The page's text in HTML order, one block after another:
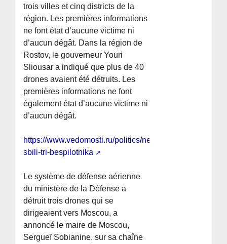
trois villes et cinq districts de la
région. Les premières informations
ne font état d’aucune victime ni
d’aucun dégât. Dans la région de
Rostov, le gouverneur Youri
Sliousar a indiqué que plus de 40
drones avaient été détruits. Les
premières informations ne font
également état d’aucune victime ni
d’aucun dégât.
https://www.vedomosti.ru/politics/news/2026/05/15/
sbili-tri-bespilotnika
Le système de défense aérienne
du ministère de la Défense a
détruit trois drones qui se
dirigeaient vers Moscou, a
annoncé le maire de Moscou,
Sergueï Sobianine, sur sa chaîne